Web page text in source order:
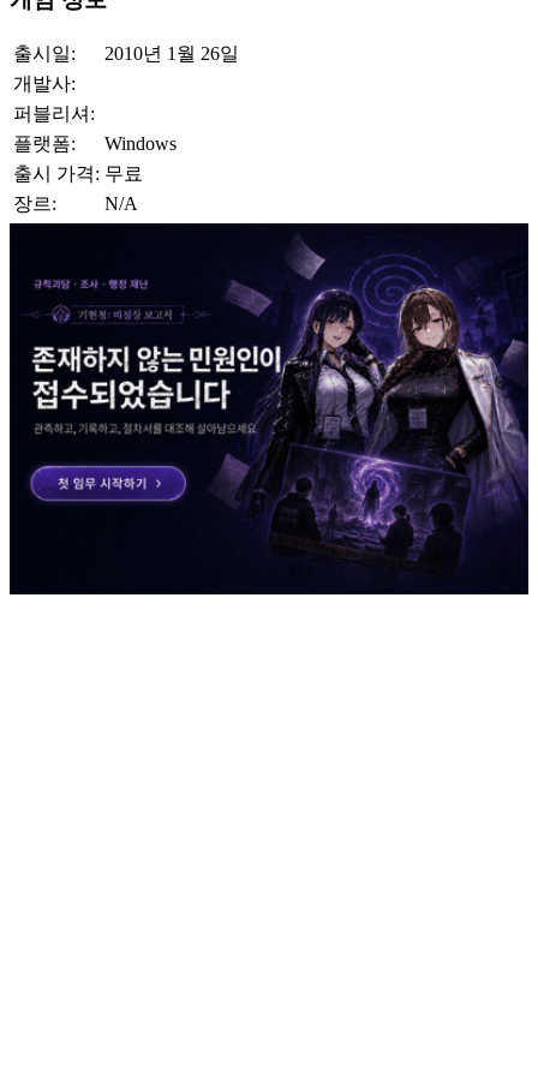
출시일:
2010년 1월 26일
개발사:
퍼블리셔:
플랫폼:
Windows
출시 가격: 무료
장르:
N/A